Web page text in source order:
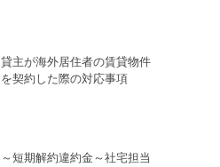
貸主が海外居住者の賃貸物件
を契約した際の対応事項
～短期解約違約金～社宅担当